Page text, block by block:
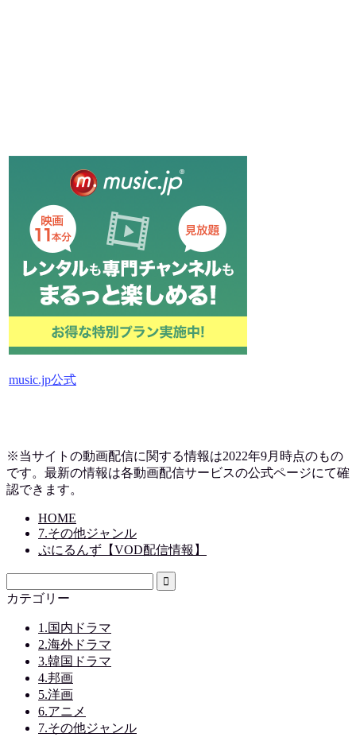
music.jp公式
※当サイトの動画配信に関する情報は2022年9月時点のもの
です。最新の情報は各動画配信サービスの公式ページにて確
認できます。
HOME
7.その他ジャンル
ぷにるんず【VOD配信情報】
カテゴリー
1.国内ドラマ
2.海外ドラマ
3.韓国ドラマ
4.邦画
5.洋画
6.アニメ
7.その他ジャンル